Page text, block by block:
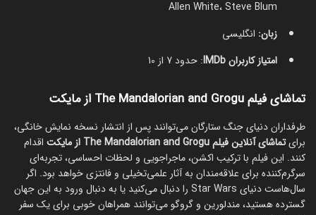
Allen White، Steve Blum
زبان: انگلیسی
امتیاز کاربران IMDb
: حدود 7 از 10
تماشای فیلم The Mandalorian and Grogu از مایکت
طرفداران دنیای جنگ ستارگان می‌توانند پس از انتشار نسخه نمایش خانگی،
برایتماشای آنلاین فیلم The Mandalorian and Grogu از مایکت
اقدام
کنند. این فیلم با ترکیب اکشن، ماجراجویی و لحظات احساسی، تجربه‌ای
سرگرم‌کننده برای علاقه‌مندان به آثار علمی‌تخیلی و فانتزی خواهد بود. اگر
سال‌هاست دنیای Star Wars را دنبال می‌کنید یا به دنبال ورود به این جهان
گسترده هستید، مندلورین و گروگو می‌توانند همراهان خوبی برای یک سفر